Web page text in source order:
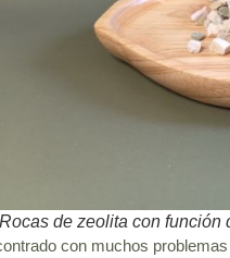
Rocas de zeolita con función
con muchos